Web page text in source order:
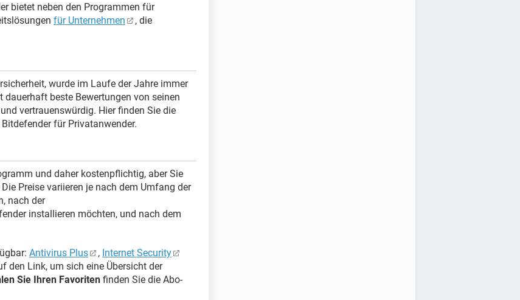
bietet neben den Programmen für
für Unternehmen
, die
wurde im Laufe der Jahre immer
beste Bewertungen von seinen
vertrauenswürdig. Hier finden Sie die
für Privatanwender.
und daher kostenpflichtig, aber Sie
Die Preise variieren je nach dem Umfang der
nach der
installieren möchten, und nach dem
Antivirus Plus , Internet Security
den Link, um sich eine Übersicht der
Sie Ihren Favoriten finden Sie die Abo-